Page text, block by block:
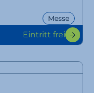
Messe
Eintritt frei